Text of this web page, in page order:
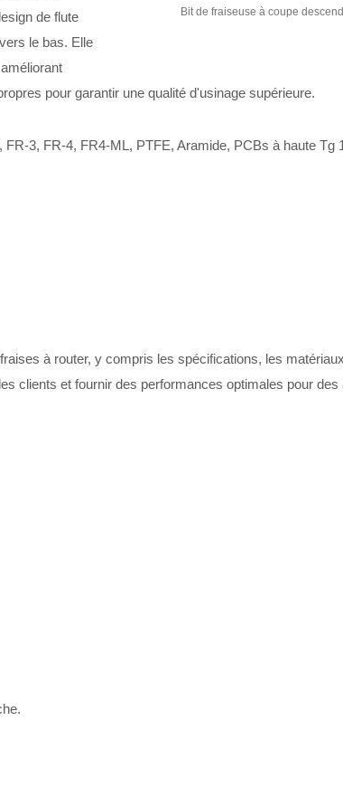
de copeaux
Bit de fraiseuse à coupe
de flute
le bas. Elle
pour garantir une qualité d'usinage supérieure.
3, FR-4, FR4-ML, PTFE, Aramide, PCBs à haute
à router, y compris les spécifications, les
clients et fournir des performances optimales pour